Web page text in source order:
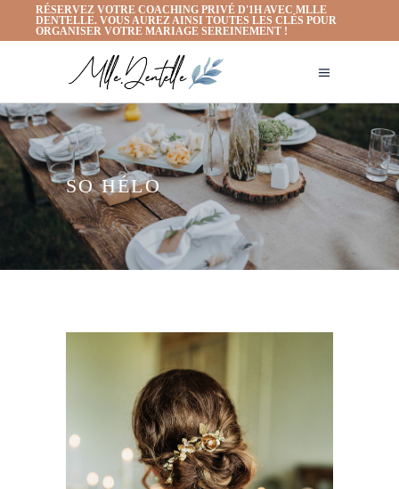
RÉSERVEZ VOTRE COACHING PRIVÉ D'1H AVEC MLLE
DENTELLE. VOUS AUREZ AINSI TOUTES LES CLÉS POUR
ORGANISER VOTRE MARIAGE SEREINEMENT !
SO HÉLO